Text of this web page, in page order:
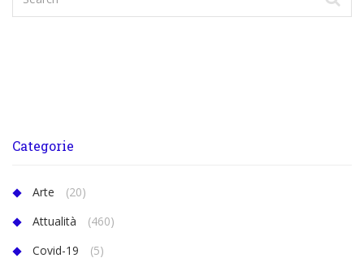
Categorie
Arte
(20)
Attualità
(460)
Covid-19
(5)